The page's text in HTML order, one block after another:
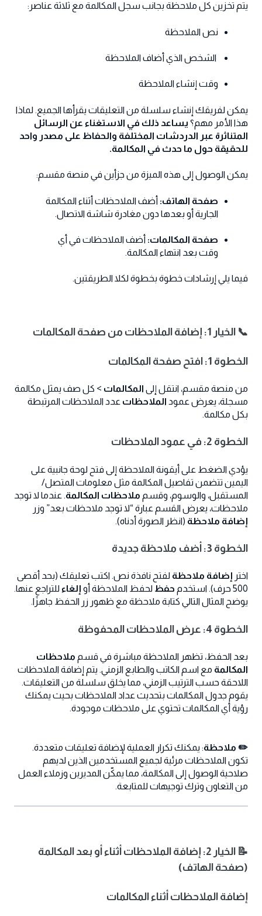
يتم تخزين كل ملاحظة بجانب سجل المكالمة مع ثلاثة عناصر:
نص الملاحظة
الشخص الذي أضاف الملاحظة
وقت إنشاء الملاحظة
يمكن لفريقك إنشاء سلسلة من التعليقات يقرأها الجميع. لماذا
هذا الأمر مهم؟ يساعد ذلك في الاستغناء عن الرسائل
المتناثرة عبر الدردشات المختلفة والحفاظ على مصدر واحد
للحقيقة حول ما حدث في المكالمة.
يمكن الوصول إلى هذه الميزة من جزأين في منصة مقسم:
صفحة الهاتف: أضف الملاحظات أثناء المكالمة
الجارية أو بعدها دون مغادرة شاشة الاتصال.
صفحة المكالمات: أضف الملاحظات في أي
وقت بعد انتهاء المكالمة.
فيما يلي إرشادات خطوة بخطوة لكلا الطريقتين.
📞 الخيار 1: إضافة الملاحظات من صفحة المكالمات
الخطوة 1: افتح صفحة المكالمات
من منصة مقسم، انتقل إلى المكالمات > كل صف يمثل مكالمة
مسجلة، يعرض عمود الملاحظات عدد الملاحظات المرتبطة
بكل مكالمة.
الخطوة 2: في عمود الملاحظات
يؤدي الضغط على أيقونة الملاحظة إلى فتح لوحة جانبية على
اليمين تتضمن تفاصيل المكالمة مثل معلومات المتصل/
المستقبل، والوسوم، وقسم ملاحظات المكالمة. عندما لا توجد
ملاحظات، يعرض القسم عبارة “لا توجد ملاحظات بعد” وزر
إضافة ملاحظة (انظر الصورة أدناه).
الخطوة 3: أضف ملاحظة جديدة
اختر إضافة ملاحظة لفتح نافذة نص. اكتب تعليقك (بحد أقصى
500 حرف). استخدم
حفظ لحفظ الملاحظة أو إلغاء للتراجع عنها.
يوضح المثال التالي كتابة ملاحظة مع ظهور زر الحفظ جاهزًا.
الخطوة 4: عرض الملاحظات المحفوظة
بعد الحفظ، تظهر الملاحظة مباشرة في قسم ملاحظات
المكالمة مع اسم الكاتب والطابع الزمني. يتم إضافة الملاحظات
اللاحقة حسب الترتيب الزمني، مما يخلق سلسلة من التعليقات.
يقوم جدول المكالمات بتحديث عداد الملاحظات بحيث يمكنك
رؤية أي المكالمات تحتوي على ملاحظات موجودة.
✏️ ملاحظة: يمكنك تكرار العملية لإضافة تعليقات متعددة.
تكون الملاحظات مرئية لجميع المستخدمين الذين لديهم
صلاحية الوصول إلى المكالمة، مما يمكّن المديرين وزملاء العمل
من التعاون وترك توجيهات للمتابعة.
📝 الخيار 2: إضافة الملاحظات أثناء أو بعد المكالمة
(صفحة الهاتف)
إضافة الملاحظات أثناء المكالمات